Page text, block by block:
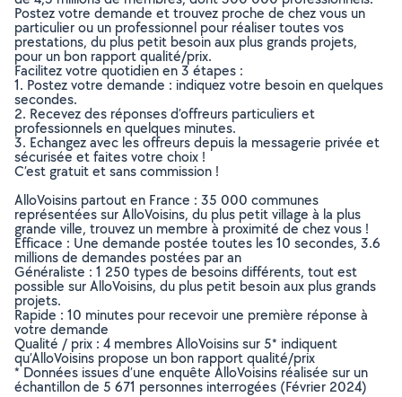
Postez votre demande et trouvez proche de chez vous un
particulier ou un professionnel pour réaliser toutes vos
prestations, du plus petit besoin aux plus grands projets,
pour un bon rapport qualité/prix.
Facilitez votre quotidien en 3 étapes :
1. Postez votre demande : indiquez votre besoin en quelques
secondes.
2. Recevez des réponses d’offreurs particuliers et
professionnels en quelques minutes.
3. Echangez avec les offreurs depuis la messagerie privée et
sécurisée et faites votre choix !
C’est gratuit et sans commission !
AlloVoisins partout en France : 35 000 communes
représentées sur AlloVoisins, du plus petit village à la plus
grande ville, trouvez un membre à proximité de chez vous !
Efficace : Une demande postée toutes les 10 secondes, 3.6
millions de demandes postées par an
Généraliste : 1 250 types de besoins différents, tout est
possible sur AlloVoisins, du plus petit besoin aux plus grands
projets.
Rapide : 10 minutes pour recevoir une première réponse à
votre demande
Qualité / prix : 4 membres AlloVoisins sur 5* indiquent
qu’AlloVoisins propose un bon rapport qualité/prix
* Données issues d’une enquête AlloVoisins réalisée sur un
échantillon de 5 671 personnes interrogées (Février 2024)